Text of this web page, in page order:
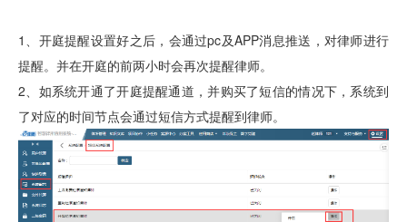
1、开庭提醒设置好之后，会通过pc及APP消息推送，对律师进行
提醒。并在开庭的前两小时会再次提醒律师。
2、如系统开通了开庭提醒通道，并购买了短信的情况下，系统到
了对应的时间节点会通过短信方式提醒到律师。